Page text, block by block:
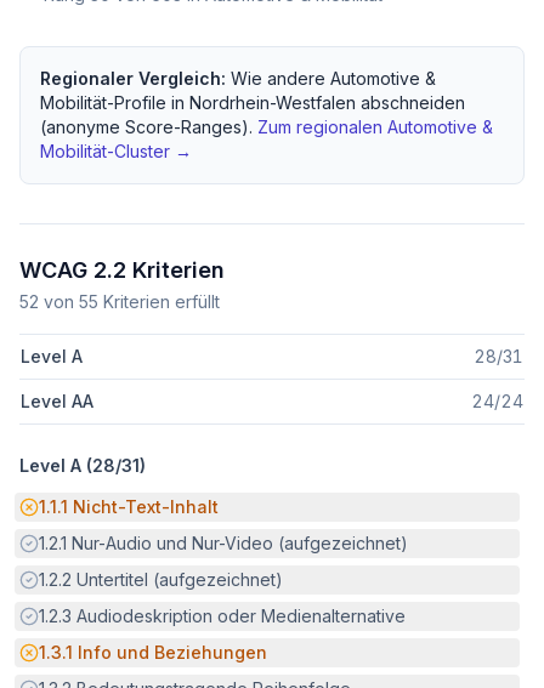
Regionaler Vergleich: Wie andere Automotive &
Mobilität-Profile in Nordrhein-Westfalen abschneiden
(anonyme Score-Ranges). Zum regionalen Automotive &
Mobilität-Cluster →
WCAG 2.2 Kriterien
52 von 55 Kriterien erfüllt
Level A 28/31
Level AA 24/24
Level A (28/31)
Potenzielle Barriere:
1.1.1 Nicht-Text-Inhalt
Erfüllt:
1.2.1 Nur-Audio und Nur-Video (aufgezeichnet)
Erfüllt:
1.2.2 Untertitel (aufgezeichnet)
Erfüllt:
1.2.3 Audiodeskription oder Medienalternative
Potenzielle Barriere:
1.3.1 Info und Beziehungen